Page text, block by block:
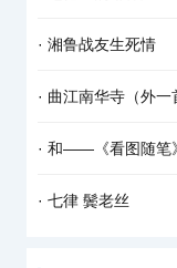
课堂上，我正在给
们七嘴八舌地分享
· 湘鲁战友生死情
我叫周红旗，是湖
雨已在我的脸上添
· 曲江南华寺（外一
千年的钟声在千年
缈起来 袅袅烟灰，
· 和――《看图随笔》
高桥流水船无影 柳
· 七律 鬓老丝